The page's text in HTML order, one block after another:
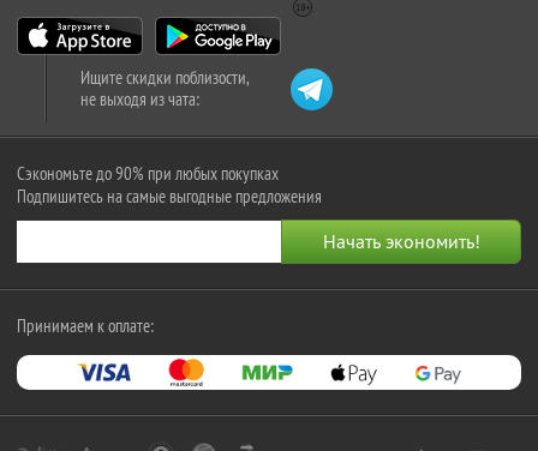
Ищите скидки поблизости,
не выходя из чата:
Сэкономьте до 90% при любых покупках
Подпишитесь на самые выгодные предложения
Принимаем к оплате: